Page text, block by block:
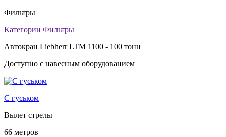
Фильтры
Категории Фильтры
Автокран Liebherr LTM 1100 - 100 тонн
Доступно с навесным оборудованием
С гуськом
Вылет стрелы
66 метров